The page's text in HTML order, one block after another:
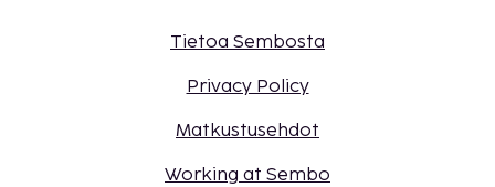
Tietoa Sembosta
Privacy Policy
Matkustusehdot
Working at Sembo